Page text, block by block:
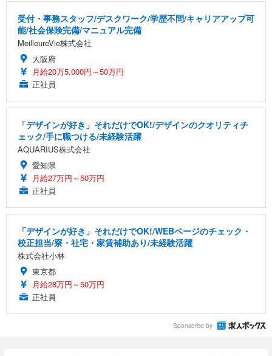
受付・事務スタッフ/デスクワーク/学歴不問/キャリアアップ可
能/社会保険完備/マニュアル完備
MeilleureVie株式会社
大阪府
月給20万5,000円～50万円
正社員
「デザインが好き」それだけでOK!/デザインのクオリティチ
ェック/手に職つける/未経験活躍
AQUARIUS株式会社
愛知県
月給27万円～50万円
正社員
「デザインが好き」それだけでOK!/WEBページのチェック・
校正担当/寮・社宅・家賃補助あり/未経験活躍
株式会社小林
東京都
月給28万円～50万円
正社員
Sponsored by